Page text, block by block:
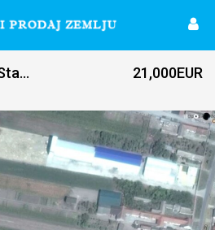
Plac u Vojki-opstina Stara Pazova 21,000EUR